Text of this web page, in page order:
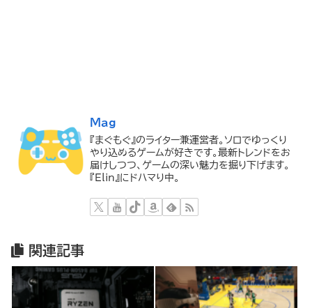
Mag
『まぐもぐ』のライター兼運営者。ソロでゆっくり
やり込めるゲームが好きです。最新トレンドをお
届けしつつ、ゲームの深い魅力を掘り下げます。
『Elin』にドハマり中。
関連記事